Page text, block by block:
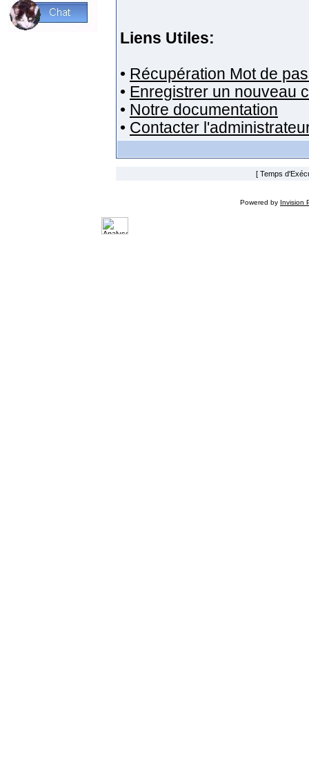
Liens Utiles:
• Récupération Mot de
• Enregistrer un nouveau
• Notre documentation
• Contacter
[ Temps
Powered by Invision